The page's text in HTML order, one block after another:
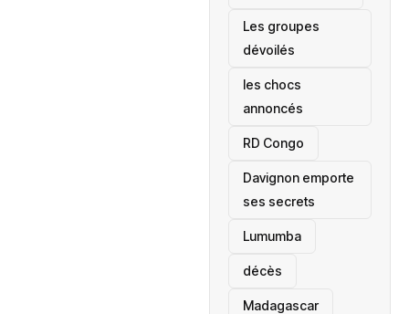
Les groupes
dévoilés
les chocs
annoncés
‎RD Congo
Davignon emporte
ses secrets
Lumumba
décès
‎Madagascar